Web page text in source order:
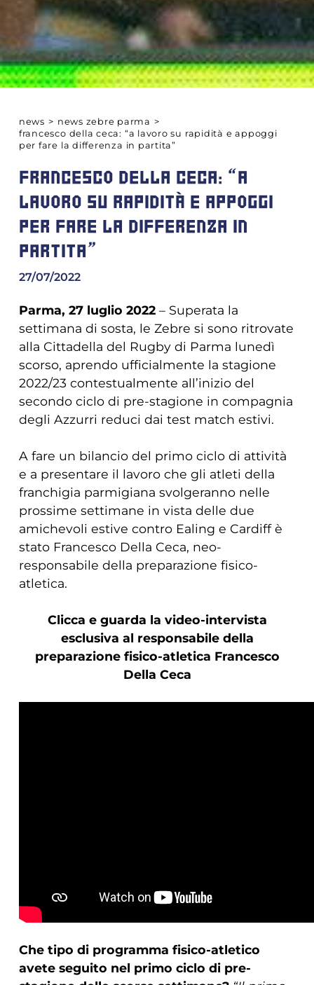
news > news zebre parma >
francesco della ceca: “a lavoro su rapidità e appoggi
per fare la differenza in partita”
FRANCESCO DELLA CECA: “A
LAVORO SU RAPIDITÀ E APPOGGI
PER FARE LA DIFFERENZA IN
PARTITA”
27/07/2022
Parma, 27 luglio 2022– Superata la
settimana di sosta, le Zebre si sono ritrovate
alla Cittadella del Rugby di Parma lunedì
scorso, aprendo ufficialmente la stagione
2022/23 contestualmente all’inizio del
secondo ciclo di pre-stagione in compagnia
degli Azzurri reduci dai test match estivi.
A fare un bilancio del primo ciclo di attività
e a presentare il lavoro che gli atleti della
franchigia parmigiana svolgeranno nelle
prossime settimane in vista delle due
amichevoli estive contro Ealing e Cardiff è
stato Francesco Della Ceca, neo-
responsabile della preparazione fisico-
atletica.
Clicca e guarda la video-intervista
esclusiva al responsabile della
preparazione fisico-atletica Francesco
Della Ceca
Che tipo di programma fisico-atletico
avete seguito nel primo ciclo di pre-